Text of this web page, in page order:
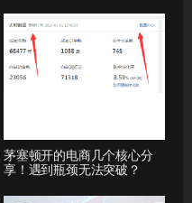
茅塞顿开的电商几个核心分
享！遇到瓶颈无法突破？